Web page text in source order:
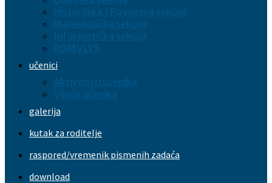
Historijska / Povijesna sekcija
Matematička sekcija
Informatička sekcija
ROMVLVS
učenici
Aktivnosti ucenika
Vijeće učenika
galerija
kutak za roditelje
raspored/vremenik pismenih zadaća
download